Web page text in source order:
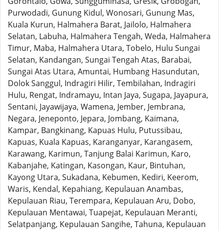
Purwodadi, Gunung Kidul, Wonosari, Gunung Mas,
Kuala Kurun, Halmahera Barat, Jailolo, Halmahera
Selatan, Labuha, Halmahera Tengah, Weda, Halmahera
Timur, Maba, Halmahera Utara, Tobelo, Hulu Sungai
Selatan, Kandangan, Sungai Tengah Atas, Barabai,
Sungai Atas Utara, Amuntai, Humbang Hasundutan,
Dolok Sanggul, Indragiri Hilir, Tembilahan, Indragiri
Hulu, Rengat, Indramayu, Intan Jaya, Sugapa, Jayapura,
Sentani, Jayawijaya, Wamena, Jember, Jembrana,
Negara, Jeneponto, Jepara, Jombang, Kaimana,
Kampar, Bangkinang, Kapuas Hulu, Putussibau,
Kapuas, Kuala Kapuas, Karanganyar, Karangasem,
Karawang, Karimun, Tanjung Balai Karimun, Karo,
Kabanjahe, Katingan, Kasongan, Kaur, Bintuhan,
Kayong Utara, Sukadana, Kebumen, Kediri, Keerom,
Waris, Kendal, Kepahiang, Kepulauan Anambas,
Kepulauan Riau, Terempara, Kepulauan Aru, Dobo,
Kepulauan Mentawai, Tuapejat, Kepulauan Meranti,
Selatpanjang, Kepulauan Sangihe, Tahuna, Kepulauan